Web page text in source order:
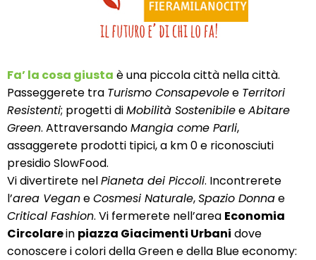
Fa’ la cosa giusta è una piccola città nella città.
Passeggerete tra Turismo Consapevolee Territori
Resistenti; progetti diMobilità SostenibileeAbitare
Green. AttraversandoMangia come Parli,
assaggerete prodotti tipici, a km 0 e riconosciuti
presidio SlowFood.
Vi divertirete nelPianeta dei Piccoli. Incontrerete
l’area VeganeCosmesi Naturale,Spazio Donnae
Critical Fashion. Vi fermerete nell’area Economia
Circolarein piazza Giacimenti Urbani dove
conoscere i colori della Green e della Blue economy: